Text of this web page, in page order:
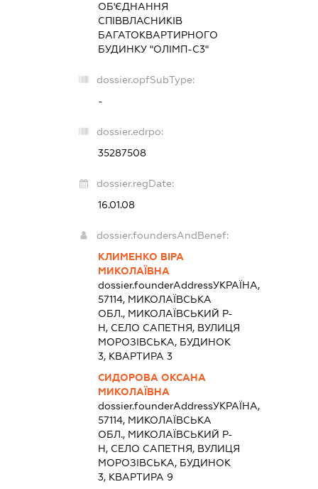
ОБ'ЄДНАННЯ
СПІВВЛАСНИКІВ
БАГАТОКВАРТИРНОГО
БУДИНКУ "ОЛІМП-С3"
dossier.opfSubType:
-
dossier.edrpo:
35287508
dossier.regDate:
16.01.08
dossier.foundersAndBenef:
КЛИМЕНКО ВІРА
МИКОЛАЇВНА
dossier.founderAddressУКРАЇНА,
57114, МИКОЛАЇВСЬКА
ОБЛ., МИКОЛАЇВСЬКИЙ Р-
Н, СЕЛО САПЕТНЯ, ВУЛИЦЯ
МОРОЗІВСЬКА, БУДИНОК
3, КВАРТИРА 3
СИДОРОВА ОКСАНА
МИКОЛАЇВНА
dossier.founderAddressУКРАЇНА,
57114, МИКОЛАЇВСЬКА
ОБЛ., МИКОЛАЇВСЬКИЙ Р-
Н, СЕЛО САПЕТНЯ, ВУЛИЦЯ
МОРОЗІВСЬКА, БУДИНОК
3, КВАРТИРА 9